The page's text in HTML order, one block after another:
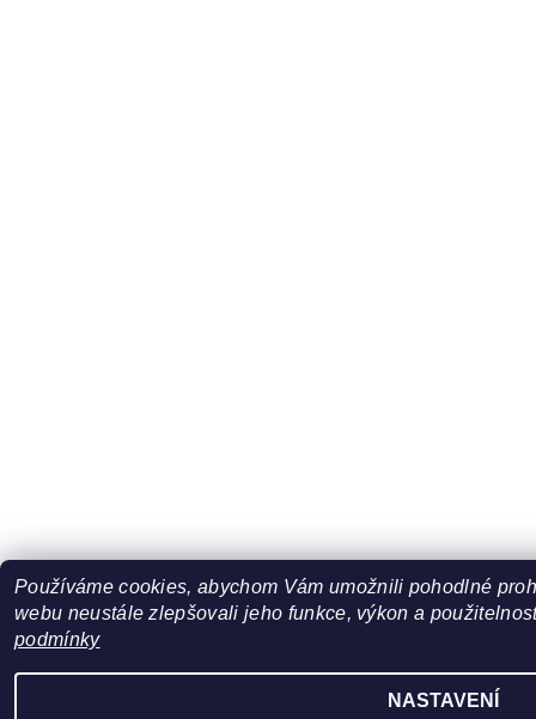
Používáme cookies, abychom Vám umožnili pohodlné
webu neustále zlepšovali jeho funkce, výkon a
podmínky
NASTAVENÍ